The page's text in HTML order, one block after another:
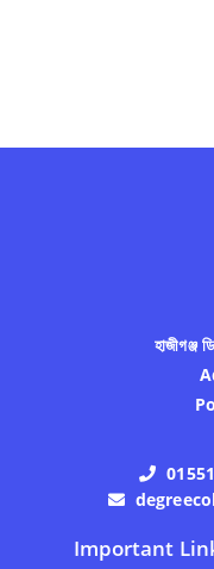
হাজীগঞ্জ
Important